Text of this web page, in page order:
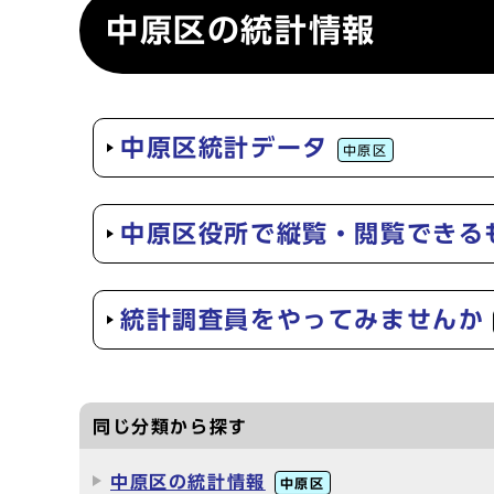
中原区の統計情報
中原区統計データ 中原区
中原区役所で縦覧・閲覧できる
統計調査員をやってみませんか
同じ分類から探す
中原区の統計情報 中原区